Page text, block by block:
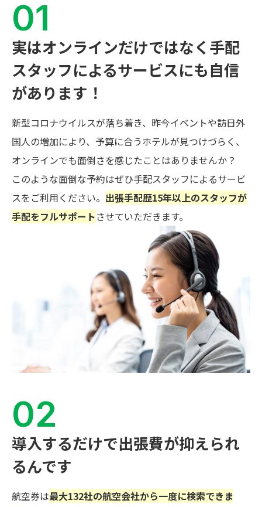
実はオンラインだけではなく手配
スタッフによるサービスにも自信
があります！
新型コロナウイルスが落ち着き、昨今イベントや訪日外
国人の増加により、予算に合うホテルが見つけづらく、
オンラインでも面倒さを感じたことはありませんか？
このような面倒な予約はぜひ手配スタッフによるサービ
スをご利用ください。 出張手配歴15年以上のスタッフが
手配をフルサポートさせていただきます。
導入するだけで出張費が抑えられ
るんです
航空券は最大132社の航空会社から一度に検索できま